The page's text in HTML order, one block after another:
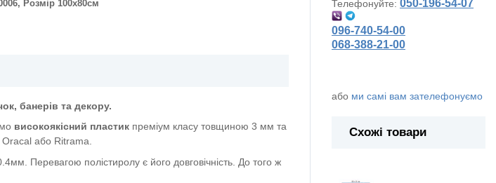
Розмір 100х80см
банерів та декору.
високоякісний пластик преміум класу товщиною 3 мм та
Oracal або Ritrama.
Перевагою полістиролу є його довговічність. До того ж
Телефонуйте: 050-196-54-07
096-740-54-00
068-388-21-00
або ми самі вам зателефонуємо
Схожі товари